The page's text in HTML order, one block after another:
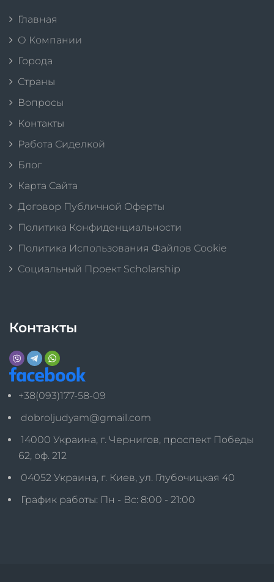
Главная
О Компании
Города
Страны
Вопросы
Контакты
Работа Сиделкой
Блог
Карта Сайта
Договор Публичной Оферты
Политика Конфиденциальности
Политика Использования Файлов Cookie
Социальный Проект Scholarship
Контакты
+38(093)177-58-09
dobroljudyam@gmail.com
14000 Украина, г. Чернигов, проспект Победы
62, оф. 212
04052 Украина, г. Киев, ул. Глубочицкая 40
График работы: Пн - Вс: 8:00 - 21:00